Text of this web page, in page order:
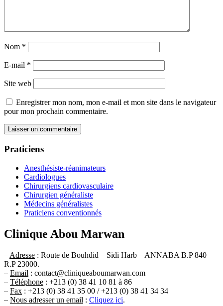
Nom *
E-mail *
Site web
Enregistrer mon nom, mon e-mail et mon site dans le navigateur
pour mon prochain commentaire.
Praticiens
Anesthésiste-réanimateurs
Cardiologues
Chirurgiens cardiovasculaire
Chirurgien généraliste
Médecins généralistes
Praticiens conventionnés
Clinique Abou Marwan
– Adresse : Route de Bouhdid – Sidi Harb – ANNABA B.P 840
R.P 23000.
– Email : contact@cliniqueaboumarwan.com
– Téléphone : +213 (0) 38 41 10 81 à 86
– Fax : +213 (0) 38 41 35 00 / +213 (0) 38 41 34 34
– Nous adresser un email : Cliquez ici.